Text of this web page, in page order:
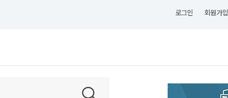
로그인 회원가입